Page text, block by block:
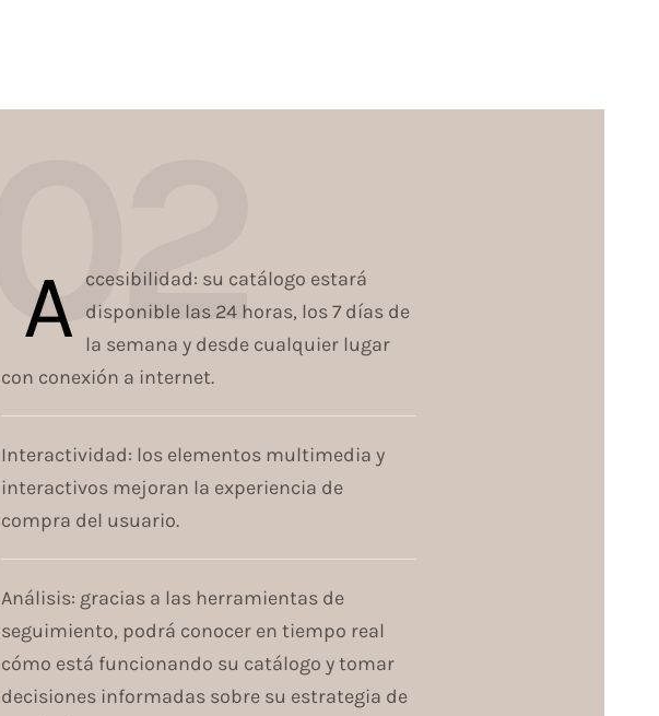
A ccesibilidad: su catálogo estará
disponible las 24 horas, los 7 días de
la semana y desde cualquier lugar
con conexión a internet.
Interactividad: los elementos multimedia y
interactivos mejoran la experiencia de
compra del usuario.
Análisis: gracias a las herramientas de
seguimiento, podrá conocer en tiempo real
cómo está funcionando su catálogo y tomar
decisiones informadas sobre su estrategia de